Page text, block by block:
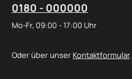
0180 - 000000
Mo-Fr, 09:00 - 17:00 Uhr
Oder über unser Kontaktformular.